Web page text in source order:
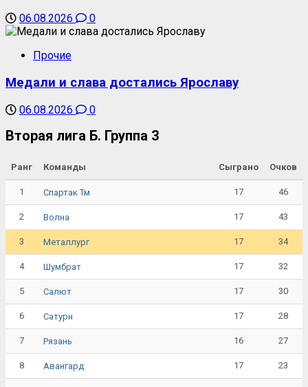
06.08.2026 0
Прочие
Медали и слава достались Ярославу
06.08.2026 0
Вторая лига Б. Группа 3
Ранг Команды Сыграно Очков
1 Спартак Тм 17 46
2 Волна 17 43
3 Металлург 17 34
4 Шумбрат 17 32
5 Салют 17 30
6 Сатурн 17 28
7 Рязань 16 27
8 Авангард 17 23